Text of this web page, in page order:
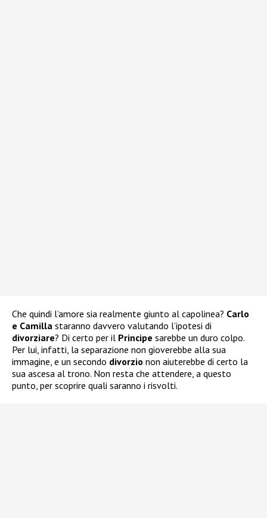
Che quindi l’amore sia realmente giunto al capolinea? Carlo
e Camilla staranno davvero valutando l’ipotesi di
divorziare? Di certo per il Principe sarebbe un duro colpo.
Per lui, infatti, la separazione non gioverebbe alla sua
immagine, e un secondo divorzio non aiuterebbe di certo la
sua ascesa al trono. Non resta che attendere, a questo
punto, per scoprire quali saranno i risvolti.